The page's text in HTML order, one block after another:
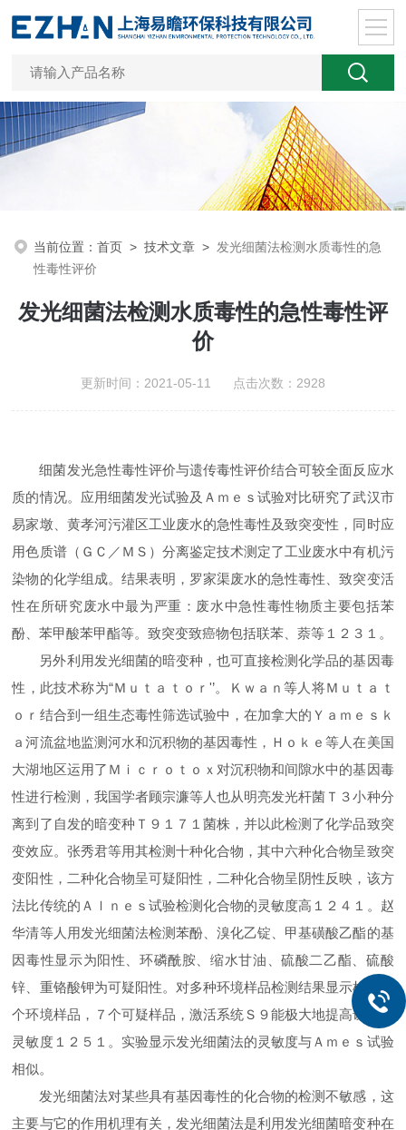
当前位置：首页 >技术文章 > 发光细菌法检测水质毒性的急
性毒性评价
发光细菌法检测水质毒性的急性毒性评
价
更新时间：2021-05-11 点击次数：2928
细菌发光急性毒性评价与遗传毒性评价结合可较全面反应水
质的情况。应用细菌发光试验及Ａｍｅｓ试验对比研究了武汉市
易家墩、黄孝河污灌区工业废水的急性毒性及致突变性，同时应
用色质谱（ＧＣ／ＭＳ）分离鉴定技术测定了工业废水中有机污
染物的化学组成。结果表明，罗家渠废水的急性毒性、致突变活
性在所研究废水中最为严重：废水中急性毒性物质主要包括苯
酚、苯甲酸苯甲酯等。致突变致癌物包括联苯、萘等１２３１。
另外利用发光细菌的暗变种，也可直接检测化学品的基因毒
性，此技术称为“Ｍｕｔａｔｏｒ'’。Ｋｗａｎ等人将Ｍｕｔａｔ
ｏｒ结合到一组生态毒性筛选试验中，在加拿大的Ｙａｍｅｓｋ
ａ河流盆地监测河水和沉积物的基因毒性，Ｈｏｋｅ等人在美国
大湖地区运用了Ｍｉｃｒｏｔｏｘ对沉积物和间隙水中的基因毒
性进行检测，我国学者顾宗濂等人也从明亮发光杆菌Ｔ３小种分
离到了自发的暗变种Ｔ９１７１菌株，并以此检测了化学品致突
变效应。张秀君等用其检测十种化合物，其中六种化合物呈致突
变阳性，二种化合物呈可疑阳性，二种化合物呈阴性反映，该方
法比传统的Ａｌｎｅｓ试验检测化合物的灵敏度高１２４１。赵
华清等人用发光细菌法检测苯酚、溴化乙锭、甲基磺酸乙酯的基
因毒性显示为阳性、环磷酰胺、缩水甘油、硫酸二乙酯、硫酸
锌、重铬酸钾为可疑阳性。对多种环境样品检测结果显示检出２
个环境样品，７个可疑样品，激活系统Ｓ９能极大地提高试验的
灵敏度１２５１。实验显示发光细菌法的灵敏度与Ａｍｅｓ试验
相似。
发光细菌法对某些具有基因毒性的化合物的检测不敏感，这
主要与它的作用机理有关，发光细菌法是利用发光细菌暗变种在